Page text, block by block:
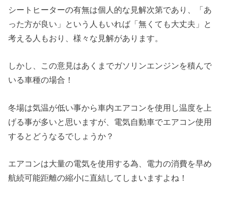
シートヒーターの有無は個人的な見解次第であり、「あ
った方が良い」という人もいれば「無くても大丈夫」と
考える人もおり、様々な見解があります。
しかし、この意見はあくまでガソリンエンジンを積んで
いる車種の場合！
冬場は気温が低い事から車内エアコンを使用し温度を上
げる事が多いと思いますが、電気自動車でエアコン使用
するとどうなるでしょうか？
エアコンは大量の電気を使用する為、電力の消費を早め
航続可能距離の縮小に直結してしまいますよね！